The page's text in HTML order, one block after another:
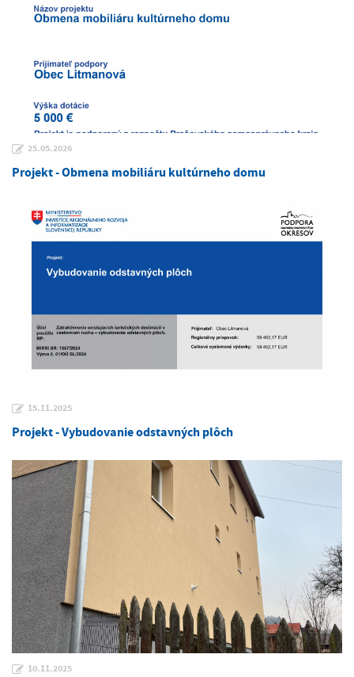
25.05.2026
Projekt - Obmena mobiliáru kultúrneho domu
15.11.2025
Projekt - Vybudovanie odstavných plôch
10.11.2025